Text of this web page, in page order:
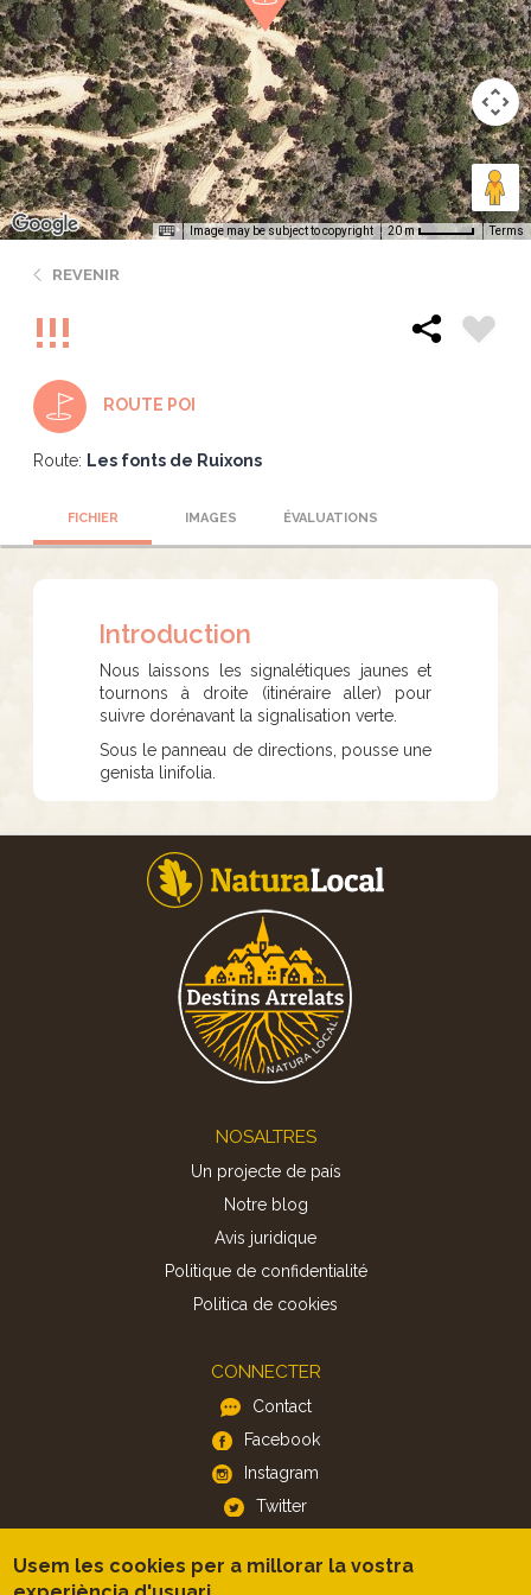
Image may be subject to copyright 20 m Terms
REVENIR
!!!
ROUTE POI
Route: Les fonts de Ruixons
FICHIER IMAGES ÉVALUATIONS
Introduction
Nous laissons les signalétiques jaunes et
tournons à droite (itinéraire aller) pour
suivre dorénavant la signalisation verte.
Sous le panneau de directions, pousse une
genista linifolia.
NOSALTRES
Un projecte de país
Notre blog
Avis juridique
Politique de confidentialité
Politica de cookies
CONNECTER
Contact
Facebook
Instagram
Twitter
APP
Usem les cookies per a millorar la vostra